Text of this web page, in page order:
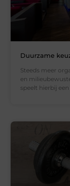
Duurzame
Steeds meer
en
speelt hierbij